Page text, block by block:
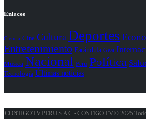
Enlaces
Ciencia Cine Cultura Deportes
Entretenimiento Farándula Gear
Música Nacional Perú Política
Tecnología Últimas noticias
CONTIGO TV PERU S.A.C - CONTIGO TV © 2025